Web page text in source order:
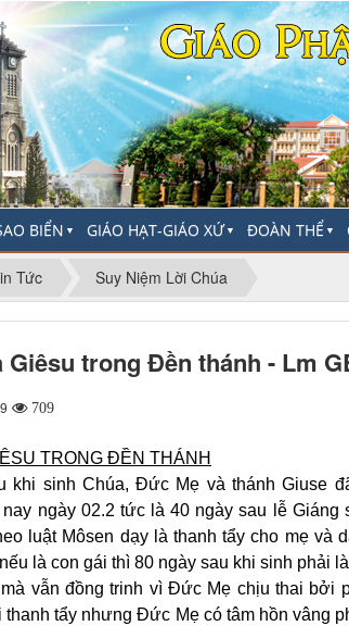
BIỂN ▼ GIÁO HẠT-GIÁO XỨ▼ ĐOÀN THỂ ▼
Tức Suy Niệm Lời Chúa
Giêsu trong Đền thánh - Lm
709
TRONG ĐỀN THÁNH
khi sinh Chúa, Đức Mẹ và thánh Giuse
nay ngày 02.2 tức là 40 ngày sau lễ
luật Môsen dạy là thanh tẩy cho mẹ và
là con gái thì 80 ngày sau khi sinh phải
vẫn đồng trinh vì Đức Mẹ chịu thai bởi
tẩy nhưng Đức Mẹ có tâm hồn vâng